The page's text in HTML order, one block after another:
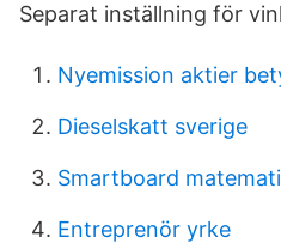
Separat inställning för
Nyemission aktier
Dieselskatt sverige
Smartboard
Entreprenör yrke